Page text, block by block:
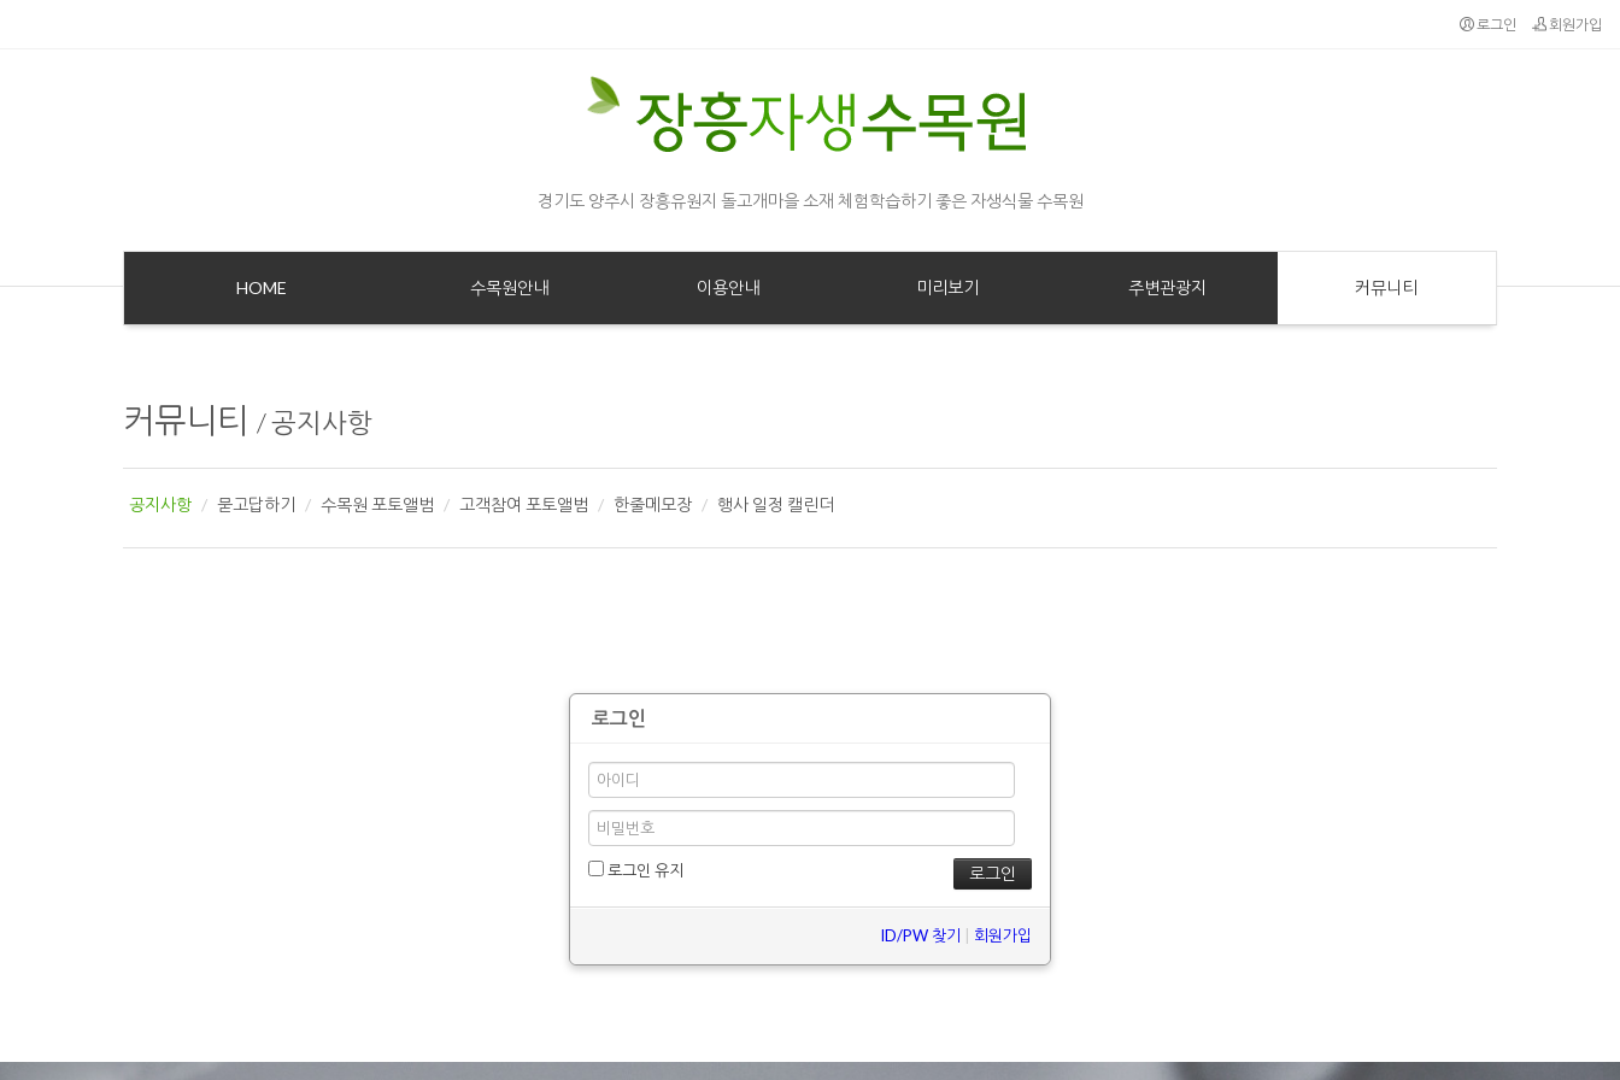
로그인 회원가입
경기도 양주시 장흥유원지 돌고개마을 소재 체험학습하기 좋은 자생식물 수목원
HOME 수목원안내 이용안내 미리보기 주변관광지 커뮤니티
커뮤니티 /공지사항
공지사항 묻고답하기 수목원 포토앨범 고객참여 포토앨범 한줄메모장 행사 일정 캘린더
로그인
로그인 유지
ID/PW 찾기 회원가입